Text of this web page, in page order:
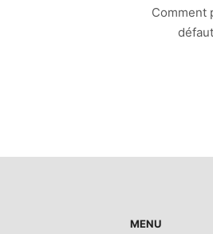
Comment
MENU